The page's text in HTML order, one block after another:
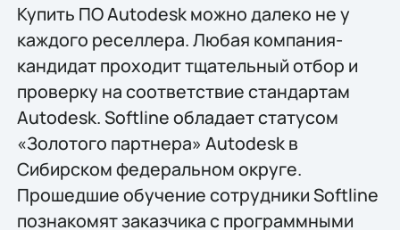
Купить ПО Autodesk можно далеко не у
каждого реселлера. Любая компания-
кандидат проходит тщательный отбор и
проверку на соответствие стандартам
Autodesk. Softline обладает статусом
«Золотого партнера» Autodesk в
Сибирском федеральном округе.
Прошедшие обучение сотрудники Softline
познакомят заказчика с программными